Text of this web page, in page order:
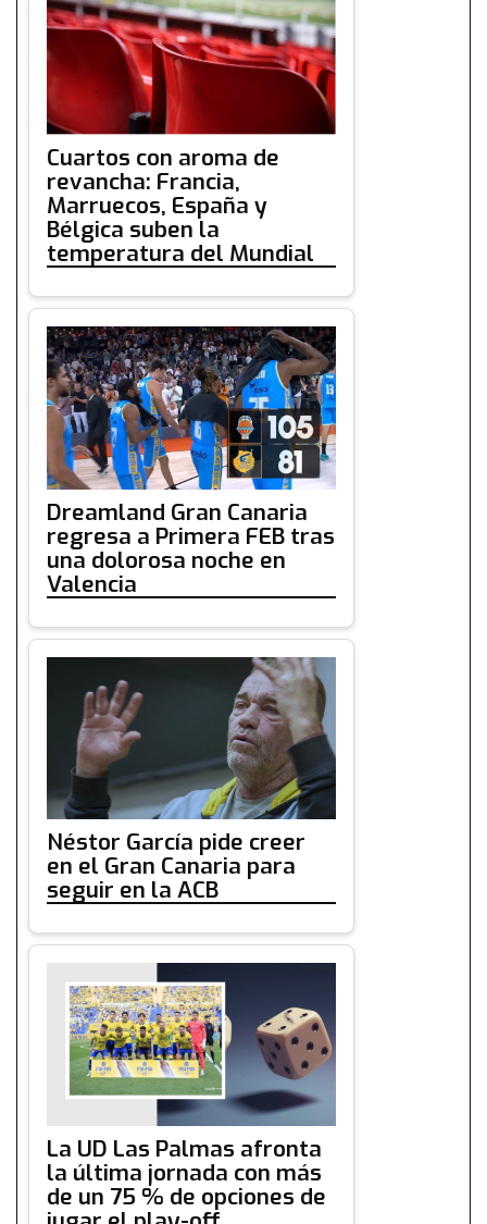
Cuartos con aroma de
revancha: Francia,
Marruecos, España y
Bélgica suben la
temperatura del Mundial
Dreamland Gran Canaria
regresa a Primera FEB tras
una dolorosa noche en
Valencia
Néstor García pide creer
en el Gran Canaria para
seguir en la ACB
La UD Las Palmas afronta
la última jornada con más
de un 75 % de opciones de